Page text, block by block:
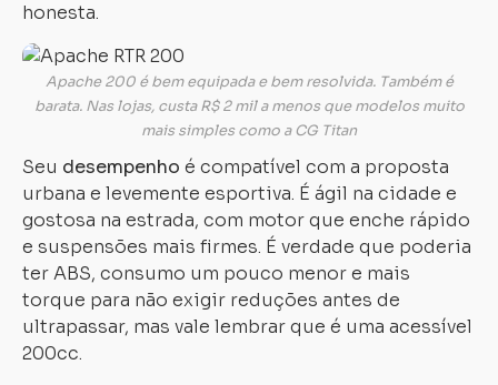
honesta.
Apache 200 é bem equipada e bem resolvida. Também é
barata. Nas lojas, custa R$ 2 mil a menos que modelos muito
mais simples como a CG Titan
Seu desempenho é compatível com a proposta
urbana e levemente esportiva. É ágil na cidade e
gostosa na estrada, com motor que enche rápido
e suspensões mais firmes. É verdade que poderia
ter ABS, consumo um pouco menor e mais
torque para não exigir reduções antes de
ultrapassar, mas vale lembrar que é uma acessível
200cc.